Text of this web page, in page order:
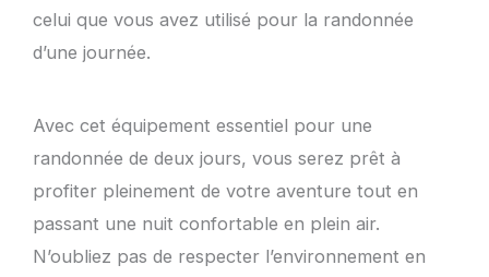
celui que vous avez utilisé pour la randonnée
d’une journée.
Avec cet équipement essentiel pour une
randonnée de deux jours, vous serez prêt à
profiter pleinement de votre aventure tout en
passant une nuit confortable en plein air.
N’oubliez pas de respecter l’environnement en